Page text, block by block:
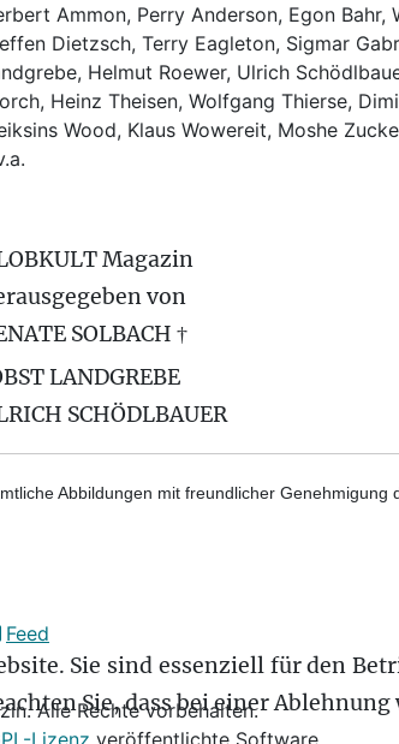
Ammon, Perry Anderson, Egon Bahr,
Dietzsch, Terry Eagleton, Sigmar
Helmut Roewer, Ulrich
Heinz Theisen, Wolfgang Thierse,
Wood, Klaus Wowereit, Moshe
Magazin
von
SOLBACH †
LANDGREBE
SCHÖDLBAUER
Abbildungen mit freundlicher
Feed
Alle Rechte vorbehalten.
Sie sind essenziell für den
Sie, dass bei einer